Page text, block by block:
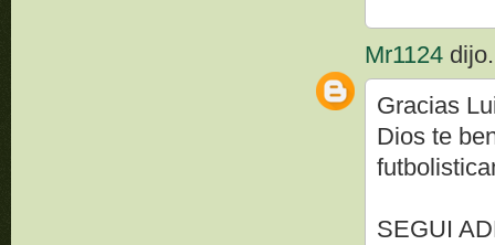
Mr1124
Gracias
Dios te
SEGUI